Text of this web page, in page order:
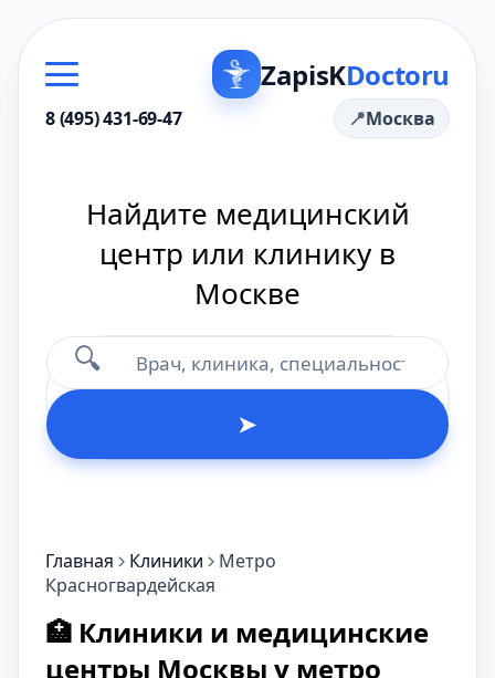
ZapisKDoctoru
8 (495) 431-69-47 Москва
Найдите медицинский
центр или клинику в
Москве
🔍
➤
Главная Клиники
Метро
Красногвардейская
🏥 Клиники и медицинские
центры Москвы у метро